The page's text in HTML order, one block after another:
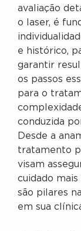
avaliação
o laser, é
e histórico,
garantir
os passos
para o
conduzida
Desde a
tratamento
visam
cuidado mais
são pilares
em sua